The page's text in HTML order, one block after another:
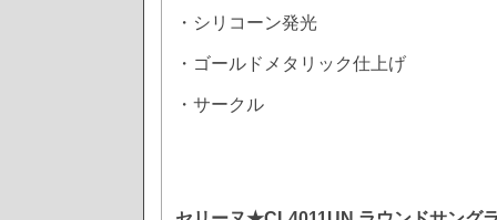
・シリコーン発光
・ゴールドメタリック仕上げ
・サークル